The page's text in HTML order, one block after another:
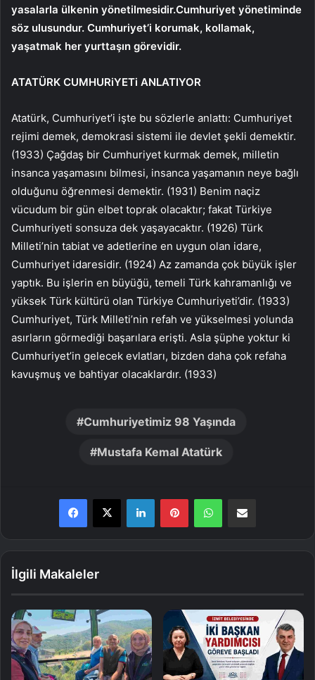
yasalarla ülkenin yönetilmesidir.Cumhuriyet yönetiminde
söz ulusundur. Cumhuriyet’i korumak, kollamak,
yaşatmak her yurttaşın görevidir.
ATATÜRK CUMHURiYETi ANLATIYOR
Atatürk, Cumhuriyet’i işte bu sözlerle anlattı: Cumhuriyet
rejimi demek, demokrasi sistemi ile devlet şekli demektir.
(1933) Çağdaş bir Cumhuriyet kurmak demek, milletin
insanca yaşamasını bilmesi, insanca yaşamanın neye bağlı
olduğunu öğrenmesi demektir. (1931) Benim naçiz
vücudum bir gün elbet toprak olacaktır; fakat Türkiye
Cumhuriyeti sonsuza dek yaşayacaktır. (1926) Türk
Milleti’nin tabiat ve adetlerine en uygun olan idare,
Cumhuriyet idaresidir. (1924) Az zamanda çok büyük işler
yaptık. Bu işlerin en büyüğü, temeli Türk kahramanlığı ve
yüksek Türk kültürü olan Türkiye Cumhuriyeti’dir. (1933)
Cumhuriyet, Türk Milleti’nin refah ve yükselmesi yolunda
asırların görmediği başarılara erişti. Asla şüphe yoktur ki
Cumhuriyet’in gelecek evlatları, bizden daha çok refaha
kavuşmuş ve bahtiyar olacaklardır. (1933)
Cumhuriyetimiz 98 Yaşında
Mustafa Kemal Atatürk
İlgili Makaleler